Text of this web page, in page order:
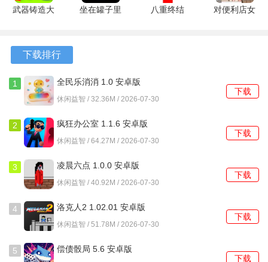
些共渡难关情节的触发。
果前后矛盾，会降低兄弟间的信任度，可能导致后期某个关
键提议被拒绝。
3、在中期面临是否外出搜寻物资的抉择时，选择独自前往或
坚持共同行动，会分别引向两条不同的剧情线，涉及不同的
危险事件与情感冲突。
4、游戏中有几处需要点击场景中特定物品（如旧照片、破损
的收音机）才能继续，这些互动点通常关联重要背景信息，
忽略可能无法理解某些对话的深意。
5、临近结尾处，关于未来的最终选择至关重要，综合了之前
所有关键抉择的影响，直接决定六个主要结局中的哪一个会
武器铸造大
版
坐在罐子里
八重终结
对便利店女
下载排行
1 全民乐消消 1.0 安卓版
休闲益智 / 32.36M / 2026-07-30
下载
2 疯狂办公室 1.1.6 安卓版
休闲益智 / 64.27M / 2026-07-30
下载
3 凌晨六点 1.0.0 安卓版
休闲益智 / 40.92M / 2026-07-30
下载
4 洛克人2 1.02.01 安卓版
休闲益智 / 51.78M / 2026-07-30
下载
5
偿债骰局 5.6 安卓版
下载